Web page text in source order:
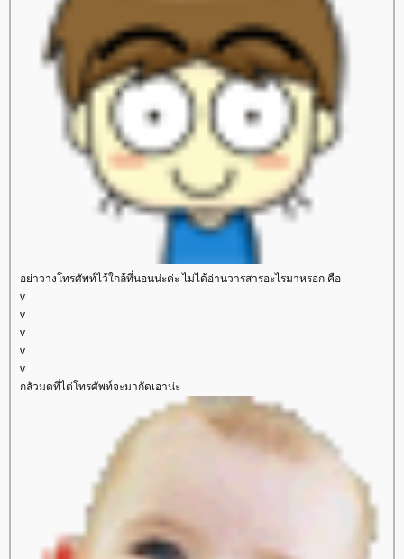
อย่าวางโทรศัพท์ไว้ใกล้ที่นอนน่ะค่ะ ไม่ได้อ่านวารสารอะไรมาหรอก คือ
v
v
v
v
v
กลัวมดที่ไต่โทรศัพท์จะมากัดเอาน่ะ